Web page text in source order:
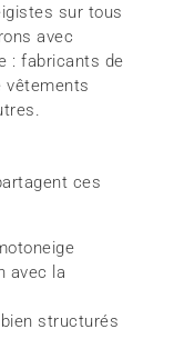
sur tous
avec
: fabricants de
vêtements
ces
avec la
structurés